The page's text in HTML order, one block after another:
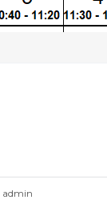
admin